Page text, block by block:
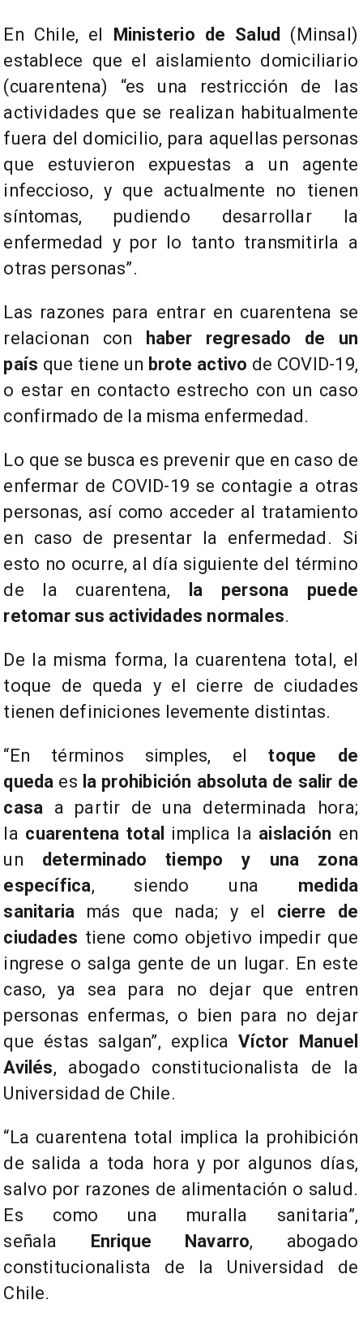
En Chile, el Ministerio de Salud
(Minsal)
establece que el aislamiento domiciliario
(cuarentena) “es una restricción de las
actividades que se realizan habitualmente
fuera del domicilio, para aquellas personas
que estuvieron expuestas a un agente
infeccioso, y que actualmente no tienen
síntomas, pudiendo desarrollar la
enfermedad y por lo tanto transmitirla a
otras personas”.
Las razones para entrar en cuarentena se
relacionan con
haber regresado de un
país que tiene un brote activo de COVID-19,
o estar en contacto estrecho con un caso
confirmado de la misma enfermedad.
Lo que se busca es prevenir que en caso de
enfermar de COVID-19 se contagie a otras
personas, así como acceder al tratamiento
en caso de presentar la enfermedad. Si
esto no ocurre, al día siguiente del término
de la cuarentena,
la persona puede
retomar sus actividades normales.
De la misma forma, la cuarentena total, el
toque de queda y el cierre de ciudades
tienen definiciones levemente distintas.
“En términos simples, eltoque de
queda es la prohibición absoluta de salir de
casa a partir de una determinada hora;
la cuarentena total implica la aislación en
un determinado tiempo y una zona
específica, siendo una medida
sanitaria más que nada; y el cierre de
ciudades tiene como objetivo impedir que
ingrese o salga gente de un lugar. En este
caso, ya sea para no dejar que entren
personas enfermas, o bien para no dejar
que éstas salgan”, explicaVíctor Manuel
Avilés, abogado constitucionalista de la
Universidad de Chile.
“La cuarentena total implica la prohibición
de salida a toda hora y por algunos días,
salvo por razones de alimentación o salud.
Es como una muralla sanitaria”,
señala Enrique Navarro, abogado
constitucionalista de la Universidad de
Chile.